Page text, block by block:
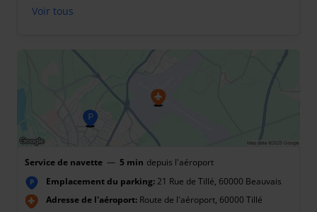
Voir tous
Service de navette — 5 min depuis l'aéroport
P Emplacement du parking:21 Rue de Tillé, 60000 Beauvais
Adresse de l'aéroport: Route de l'aéroport, 60000 Tillé